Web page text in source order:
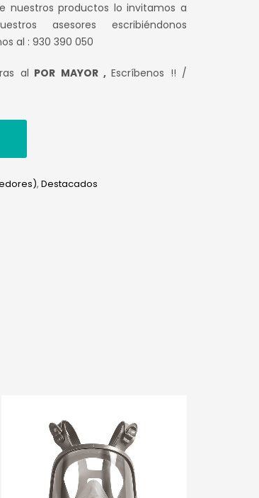
nuestros productos lo invitamos a
asesores escribiéndonos
al : 930 390 050
al POR MAYOR ,Escríbenos !! /
, Destacados